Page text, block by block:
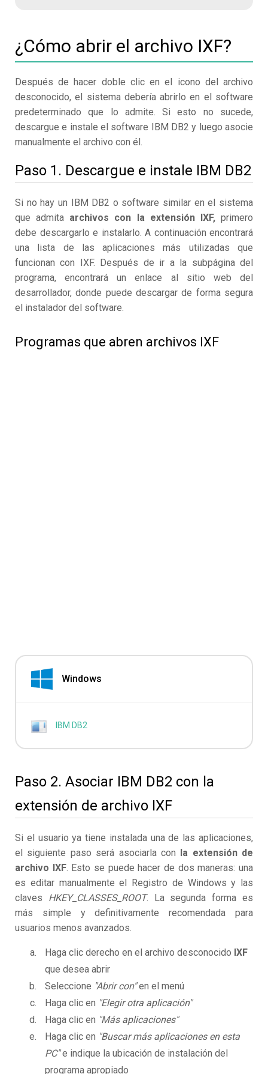
¿Cómo abrir el archivo IXF?
Después de hacer doble clic en el icono del archivo
desconocido, el sistema debería abrirlo en el software
predeterminado que lo admite. Si esto no sucede,
descargue e instale el software IBM DB2 y luego asocie
manualmente el archivo con él.
Paso 1. Descargue e instale IBM DB2
Si no hay un IBM DB2 o software similar en el sistema
que admita archivos con la extensión IXF,primero
debe descargarlo e instalarlo. A continuación encontrará
una lista de las aplicaciones más utilizadas que
funcionan con IXF. Después de ir a la subpágina del
programa, encontrará un enlace al sitio web del
desarrollador, donde puede descargar de forma segura
el instalador del software.
Programas que abren archivos IXF
Windows
IBM DB2
Paso 2. Asociar IBM DB2 con la
extensión de archivo IXF
Si el usuario ya tiene instalada una de las aplicaciones,
el siguiente paso será asociarla con la extensión de
archivo IXF. Esto se puede hacer de dos maneras: una
es editar manualmente el Registro de Windows y las
claves HKEY_CLASSES_ROOT. La segunda forma es
más simple y definitivamente recomendada para
usuarios menos avanzados.
Haga clic derecho en el archivo desconocido IXF
que desea abrir
Seleccione "Abrir con"en el menú
Haga clic en "Elegir otra aplicación"
Haga clic en "Más aplicaciones"
Haga clic en "Buscar más aplicaciones en esta
PC"e indique la ubicación de instalación del
programa apropiado